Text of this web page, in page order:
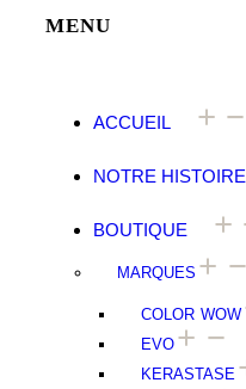
MENU
ACCUEIL
NOTRE HISTOIRE
BOUTIQUE
MARQUES
COLOR WOW
EVO
⁠⁠KERASTASE